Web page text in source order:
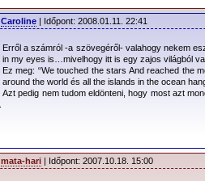
Caroline | Időpont: 2008.01.11. 22:41
Erről a számról -a szövegéről- valahogy nekem
in my eyes is…mivelhogy itt is egy zajos világból
Ez meg: “We touched the stars And reached the
around the world és all the islands in the ocean
Azt pedig nem tudom eldönteni, hogy most azt
mata-hari | Időpont: 2007.10.18. 15:00